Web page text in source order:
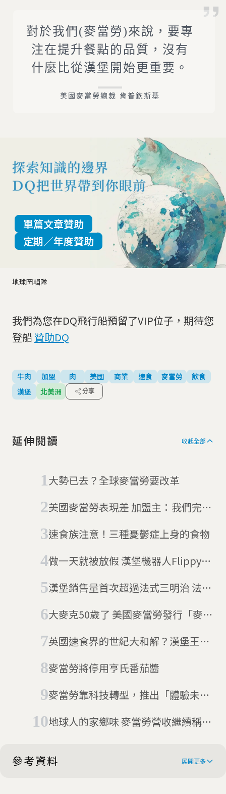
對於我們(麥當勞)來說，要專
注在提升餐點的品質，沒有
什麼比從漢堡開始更重要。
美國麥當勞總裁 肯普欽斯基
地球圖輯隊
單篇文章贊助
定期／年度贊助
我們為您在DQ飛行船預留了VIP位子，期待您
登船贊助DQ
牛肉 加盟 肉 美國 商業 速食 麥當勞
飲食
漢堡
北美洲 分享
延伸閱讀 收起全部
大勢已去？全球麥當勞要改革
美國麥當勞表現差 加盟主：我們完蛋
速食族注意！三種憂鬱症上身的食物
做一天就被放假 漢堡機器人Flippy動
漢堡銷售量首次超過法式三明治 法國
大麥克50歲了 美國麥當勞發行「麥克
英國速食界的世紀大和解？漢堡王：
麥當勞將停用亨氏番茄醬
麥當勞靠科技轉型，推出「體驗未
地球人的家鄉味 麥當勞營收繼續稱霸
參考資料 展開更多